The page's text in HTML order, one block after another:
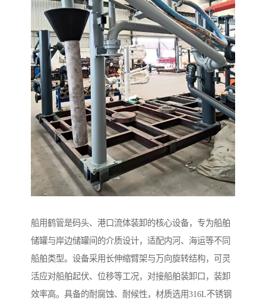
船用鹤管是码头、港口流体装卸的核心设备，专为船舶
储罐与岸边储罐间的介质设计，适配内河、海运等不同
船舶类型。设备采用长伸缩臂架与万向旋转结构，可灵
活应对船舶起伏、位移等工况，对接船舶装卸口，装卸
效率高。具备的耐腐蚀、耐候性，材质选用316L不锈钢